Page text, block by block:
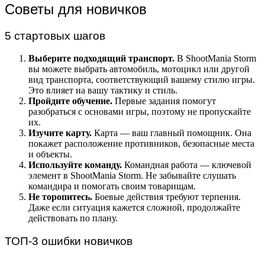
Советы для новичков
5 стартовых шагов
Выберите подходящий транспорт. В ShootMania Storm
вы можете выбрать автомобиль, мотоцикл или другой
вид транспорта, соответствующий вашему стилю игры.
Это влияет на вашу тактику и стиль.
Пройдите обучение. Первые задания помогут
разобраться с основами игры, поэтому не пропускайте
их.
Изучите карту. Карта — ваш главный помощник. Она
покажет расположение противников, безопасные места
и объекты.
Используйте команду. Командная работа — ключевой
элемент в ShootMania Storm. Не забывайте слушать
командира и помогать своим товарищам.
Не торопитесь. Боевые действия требуют терпения.
Даже если ситуация кажется сложной, продолжайте
действовать по плану.
ТОП-3 ошибки новичков